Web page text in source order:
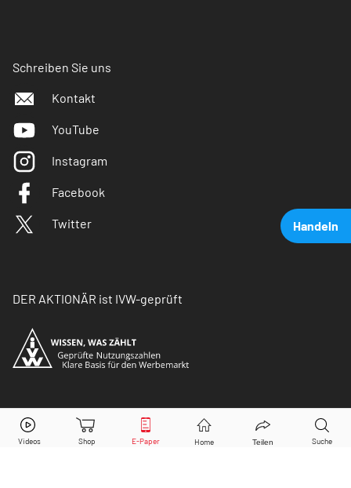
Handeln
Geratherm Medical Aktie jetzt handeln?
Schreiben Sie uns
Kontakt
YouTube
Instagram
Facebook
Twitter
DER AKTIONÄR ist IVW-geprüft
© Copyright 2026 Börsenmedien AG. Alle Rechte